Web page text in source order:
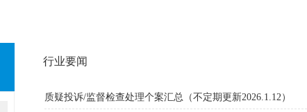
行业要闻
质疑投诉/监督检查处理个案汇总（不定期更新2026.1.12）